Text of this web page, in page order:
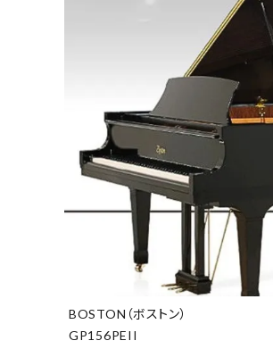
BOSTON（ボストン）
GP156PEII